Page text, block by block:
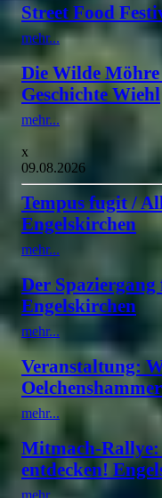
Street Food
mehr...
Die Wilde
Geschichte Wiehl
mehr...
x
09.08.2026
Tempus fugit /
Engelskirchen
mehr...
Der
Engelskirchen
mehr...
Veranstaltung:
mehr...
Mitmach-
entdecken!
mehr...